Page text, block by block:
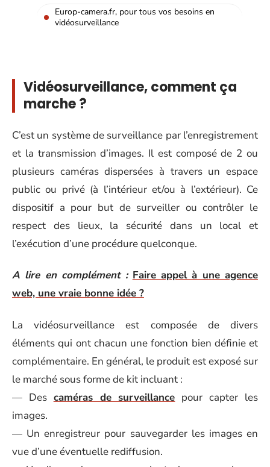
Europ-camera.fr, pour tous vos besoins en
vidéosurveillance
Vidéosurveillance, comment ça
marche ?
C’est un système de surveillance par l’enregistrement
et la transmission d’images. Il est composé de 2 ou
plusieurs caméras dispersées à travers un espace
public ou privé (à l’intérieur et/ou à l’extérieur). Ce
dispositif a pour but de surveiller ou contrôler le
respect des lieux, la sécurité dans un local et
l’exécution d’une procédure quelconque.
A lire en complément : Faire appel à une agence
web, une vraie bonne idée ?
La vidéosurveillance est composée de divers
éléments qui ont chacun une fonction bien définie et
complémentaire. En général, le produit est exposé sur
le marché sous forme de kit incluant :
— Des caméras de surveillance pour capter les
images.
— Un enregistreur pour sauvegarder les images en
vue d’une éventuelle rediffusion.